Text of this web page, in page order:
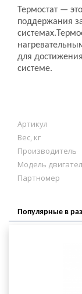
Термостат —
поддержания
для
системе.
Артикул
Вес, кг
Производитель
Модель
Партномер
Популярные в